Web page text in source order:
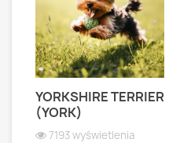
YORKSHIRE TERRIER
(YORK)
7193 wyświetlenia